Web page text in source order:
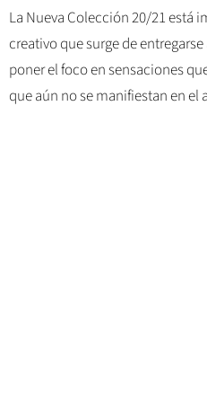
La Nueva Colección 20/21 está
creativo que surge de
poner el foco en sensaciones
que aún no se manifiestan en el